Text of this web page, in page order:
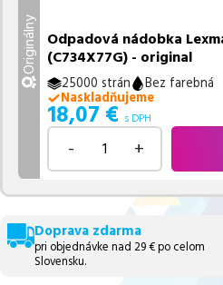
Originálny Odpadová nádobka
(C734X77G) - original
25000 strán
Bez farebná
Naskladňujeme
18,07 € s DPH
- +
Doprava zdarma
pri objednávke nad 29 € po celom
Slovensku.